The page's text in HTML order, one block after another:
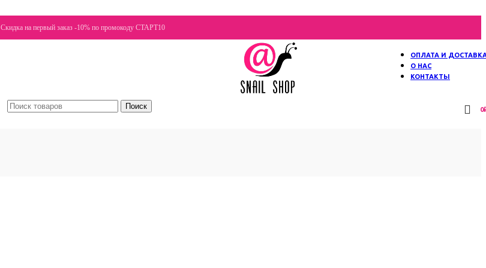
Скидка на первый заказ -10% по промокоду СТАРТ10
ОПЛАТА И
О НАС
КОНТАКТЫ
Поиск 0